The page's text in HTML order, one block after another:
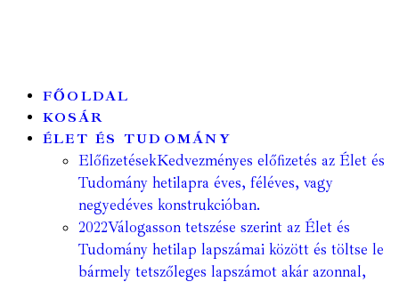
FŐOLDAL
KOSÁR
ÉLET ÉS TUDOMÁNY
ElőfizetésekKedvezményes előfizetés az Élet és
Tudomány hetilapra éves, féléves, vagy
negyedéves konstrukcióban.
2022Válogasson tetszése szerint az Élet és
Tudomány hetilap lapszámai között és töltse le
bármely tetszőleges lapszámot akár azonnal,